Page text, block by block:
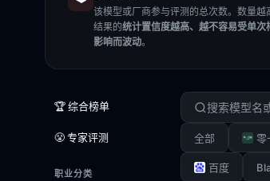
该模型或厂商参与评测的总次数。数量越
结果的统计置信度越高、越不容易受单次
影响而波动。
🏆 综合榜单
😤 专家评测
职业分类
全部 零
百度